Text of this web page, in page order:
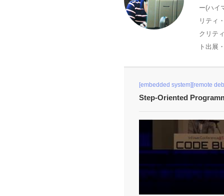
ー(ハイ
リティ
クリテ
ト出展
[embedded system][remote
Step-Oriented